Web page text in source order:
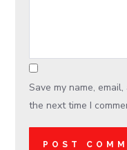
Save my name,
the next time I